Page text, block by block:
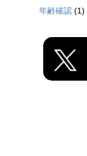
年齢確認 (1)